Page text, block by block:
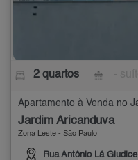
2 quartos
Jardim Aricanduva
Zona Leste - São Paulo
Rua Antônio Lá Giudice